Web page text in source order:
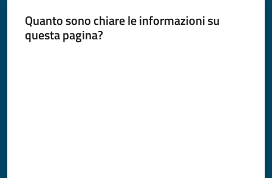
Quanto sono chiare le informazioni su
questa pagina?